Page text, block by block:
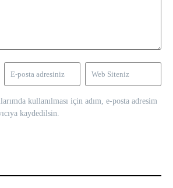
kullanılması için adım, e-posta adresim
kaydedilsin.